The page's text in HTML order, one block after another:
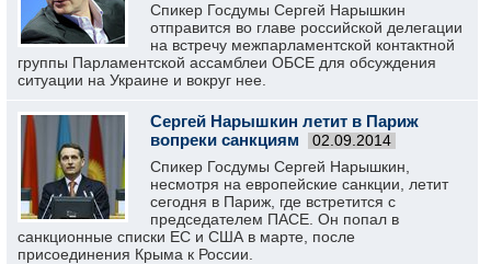
Спикер Госдумы Сергей Нарышкин
отправится во главе российской делегации
на встречу межпарламентской контактной
группы Парламентской ассамблеи ОБСЕ для обсуждения
ситуации на Украине и вокруг нее.
Сергей Нарышкин летит в Париж
вопреки санкциям
02.09.2014
Спикер Госдумы Сергей Нарышкин,
несмотря на европейские санкции, летит
сегодня в Париж, где встретится с
председателем ПАСЕ. Он попал в
санкционные списки ЕС и США в марте, после
присоединения Крыма к России.